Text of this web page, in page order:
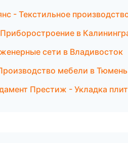
- Текстильное
в
сети в Владивосток
мебели в Тюмень
Престиж - Укладка